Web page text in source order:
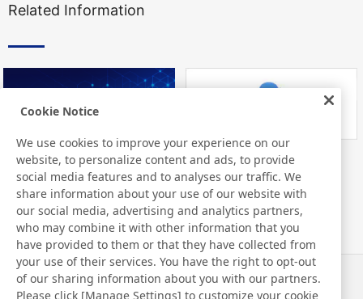
Related Information
Nitto Library FAQ about Products
Notizie
Contatti
Cookie Notice
We use cookies to improve your experience on our
website, to personalize content and ads, to provide
social media features and to analyses our traffic. We
share information about your use of our website with
our social media, advertising and analytics partners,
who may combine it with other information that you
have provided to them or that they have collected from
your use of their services. You have the right to opt-out
of our sharing information about you with our partners.
Please click [Manage Settings] to customize your cookie